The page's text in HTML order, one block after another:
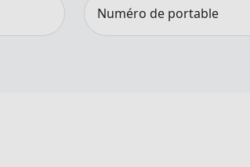
Numéro de portable